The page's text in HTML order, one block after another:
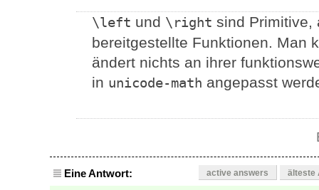
\left und \right sind Primitive,
bereitgestellte Funktionen. Man
ändert nichts an ihrer
in unicode-math angepasst
Eine Antwort: active answers älteste